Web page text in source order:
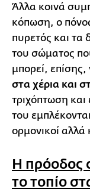
Άλλα κοινά
κόπωση, ο
πυρετός και τα
του σώματος
μπορεί, επίσης,
στα χέρια και
τριχόπτωση
του
ορμονικοί αλλά
Η πρόοδος
το τοπίο